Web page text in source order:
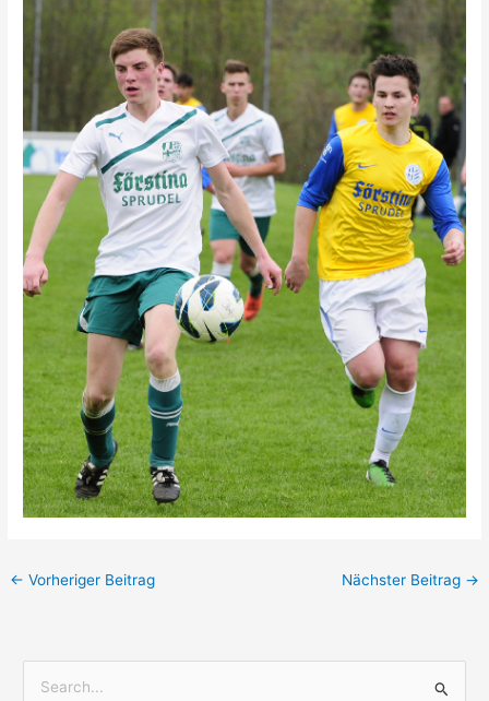
← Vorheriger Beitrag Nächster Beitrag →